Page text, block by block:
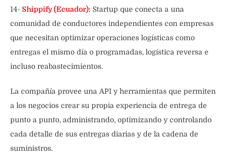
14- Shippify (Ecuador): Startup que conecta a una
comunidad de conductores independientes con empresas
que necesitan optimizar operaciones logísticas como
entregas el mismo día o programadas, logística reversa e
incluso reabastecimientos.
La compañía provee una API y herramientas que permiten
a los negocios crear su propia experiencia de entrega de
punto a punto, administrando, optimizando y controlando
cada detalle de sus entregas diarias y de la cadena de
suministros.